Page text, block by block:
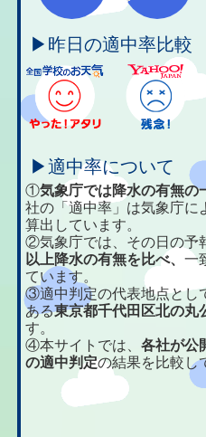
▶昨日の適中率比較
▶適中率について
①気象庁では降水の有無の
社の「適中率」は気象庁に
算出しています。
②気象庁では、その日の予
以上降水の有無を比べ、一
ています。
③適中判定の代表地点とし
ある東京都千代田区北の丸
す。
④本サイトでは、各社が公
の適中判定の結果を比較し